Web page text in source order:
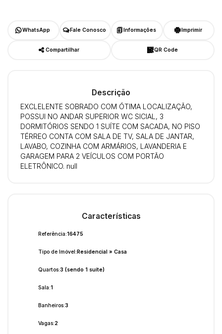
WhatsApp Fale Conosco Informações Imprimir
Compartilhar QR Code
Descrição
EXCLELENTE SOBRADO COM ÓTIMA LOCALIZAÇÃO,
POSSUI NO ANDAR SUPERIOR WC SICIAL, 3
DORMITÓRIOS SENDO 1 SUÍTE COM SACADA, NO PISO
TÉRREO CONTA COM SALA DE TV, SALA DE JANTAR,
LAVABO, COZINHA COM ARMÁRIOS, LAVANDERIA E
GARAGEM PARA 2 VEÍCULOS COM PORTÃO
ELETRÔNICO. null
Características
Referência:16475
Tipo de Imóvel:Residencial » Casa
Quartos:3 (sendo 1 suíte)
Sala:1
Banheiros:3
Vagas:2